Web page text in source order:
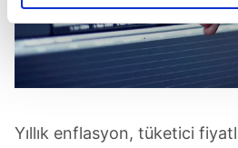
elimizden gelen çabayı
reklamların maliyetlerimizi
kalemimiz olduğunu sizlere
Her halükârda, kullanıcılar, bu
gösterilmeyecektir."
Yıllık enflasyon, tüketici